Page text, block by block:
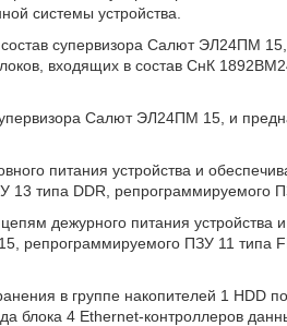
системы устройства.
супервизора Салют ЭЛ24ПМ
входящих в состав СнК
Салют ЭЛ24ПМ 15, и
питания устройства и
13 типа DDR, репрограммируемого
дежурного питания
репрограммируемого ПЗУ 11 типа
в группе накопителей 1 HDD
блока 4 Ethernet-контроллеров